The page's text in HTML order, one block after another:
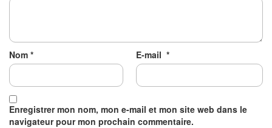
Nom * E-mail *
Enregistrer mon nom, mon e-mail et mon site web dans le
navigateur pour mon prochain commentaire.